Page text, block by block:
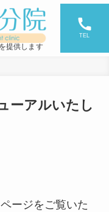
提供します
TEL
ーアルいたし
ージをご覧いた